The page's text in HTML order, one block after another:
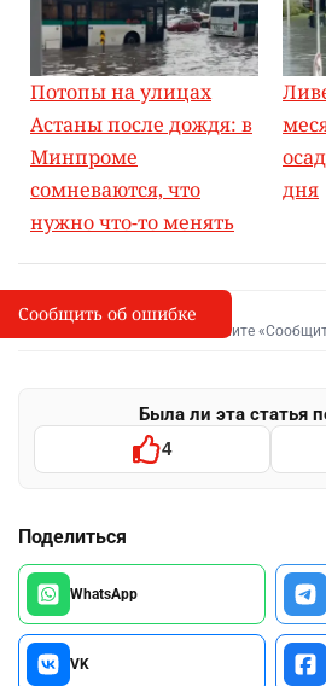
Потопы на улицах
Астаны после дождя: в
Минпроме
сомневаются, что
нужно что-то менять
дня
I
Сообщить об опечатке
Выделите фрагмент и нажмите
Была ли эта статья
4
Поделиться
WhatsApp
VK
Сообщить об ошибке